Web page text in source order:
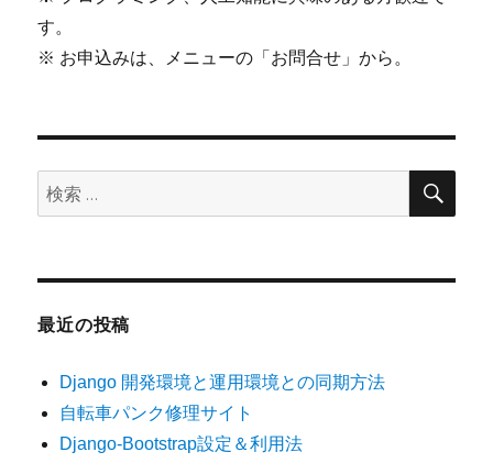
す。
※ お申込みは、メニューの「お問合せ」から。
検
索:
検
最近の投稿
Django 開発環境と運用環境との同期方法
自転車パンク修理サイト
Django-Bootstrap設定＆利用法